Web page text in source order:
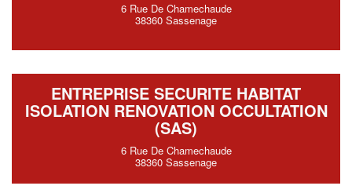
6 Rue De Chamechaude
38360 Sassenage
ENTREPRISE SECURITE HABITAT
ISOLATION RENOVATION OCCULTATION
(SAS)
6 Rue De Chamechaude
38360 Sassenage